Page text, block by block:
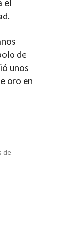
el
de
unos
oro en
de